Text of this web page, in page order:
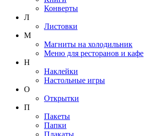
Конверты
Л
Листовки
М
Магниты на холодильник
Меню для ресторанов и кафе
Н
Наклейки
Настольные игры
О
Открытки
П
Пакеты
Папки
Плакаты